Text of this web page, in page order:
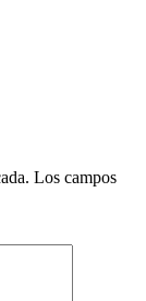
Los campos